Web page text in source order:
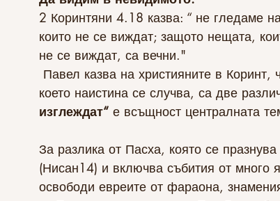
2 Коринтяни 4.18 казва: “ не гледаме
които не се виждат; защото нещата,
не се виждат, са вечни."
което наистина се случва, са две
изглеждат“ е всъщност централната
За разлика от Пасха, която се
(Нисан14) и включва събития от много
освободи евреите от фараона,